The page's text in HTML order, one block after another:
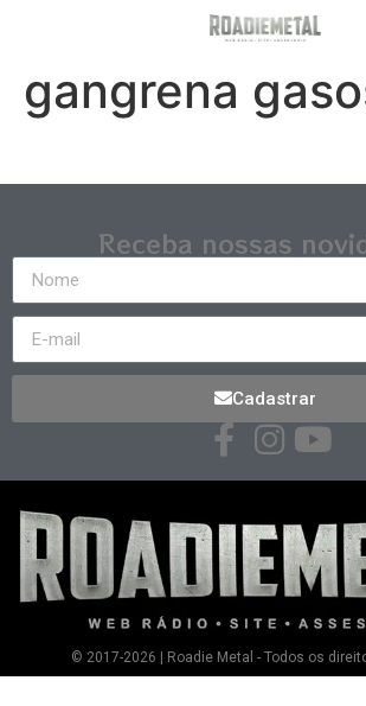
gangrena
Receba nossas
Cadastrar
© 2017-2026 | Roadie Metal - Todos os